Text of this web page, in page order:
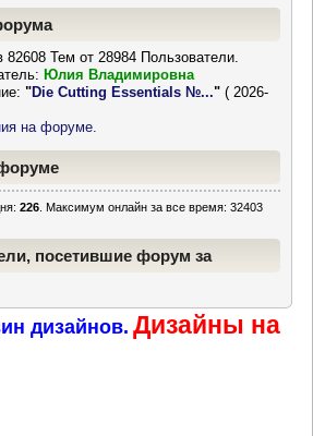
Тем от 28984 Пользователи.
Юлия Владимировна
"Die Cutting Essentials №..." ( 2026-
на форуме.
226 . Максимум онлайн за все время: 32403
посетившие форум за
дизайнов. Дизайны на